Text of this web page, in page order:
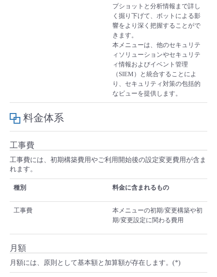
プショットと分析情報まで詳し
く掘り下げて、ボットによる影
響をより深く把握することがで
きます。
本メニューは、他のセキュリテ
ィソリューションやセキュリテ
ィ情報およびイベント管理
（SIEM）と統合することによ
り、セキュリティ対策の包括的
なビューを提供します。
料金体系
工事費
工事費には、初期構築費用やご利用開始後の設定変更費用が含ま
れます。
種別 料金に含まれるもの
工事費
本メニューの初期/変更構築や初
期/変更設定に関わる費用
月額
月額には、原則として基本額と加算額が存在します。(*)